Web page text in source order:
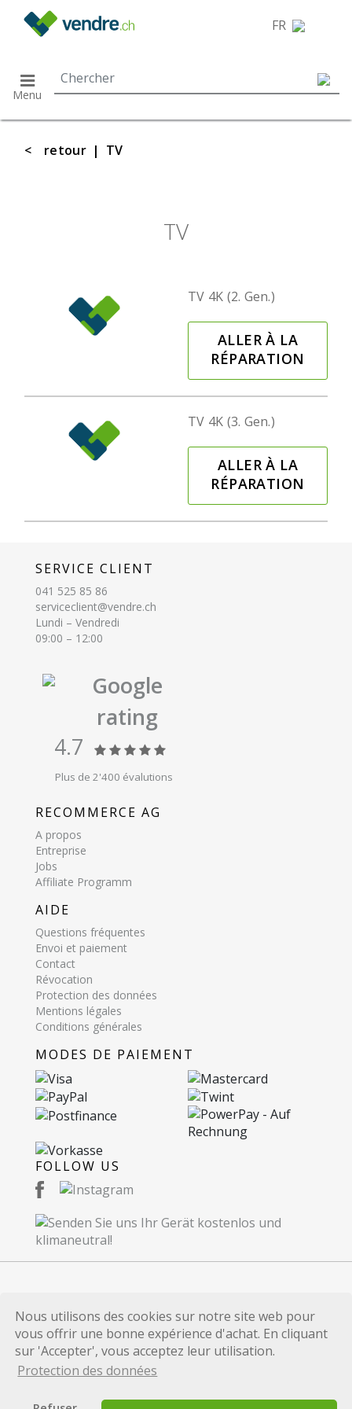
Nous utilisons des cookies sur notre site web pour
vous offrir une bonne expérience d'achat. En cliquant
sur 'Accepter', vous acceptez leur utilisation.
Protection des données
FR
Menu
< retour | TV
TV
TV 4K (2. Gen.)
ALLER À LA
RÉPARATION
TV 4K (3. Gen.)
ALLER À LA
RÉPARATION
SERVICE CLIENT
041 525 85 86
serviceclient@vendre.ch
Lundi – Vendredi
09:00 – 12:00
Google
rating
4.7
Plus de 2'400 évalutions
RECOMMERCE AG
A propos
Entreprise
Jobs
Affiliate Programm
AIDE
Questions fréquentes
Envoi et paiement
Contact
Révocation
Protection des données
Mentions légales
Conditions générales
MODES DE PAIEMENT
FOLLOW US
© 2026 Recommerce SA. Proudly Made in
Switzerland.
Toutes les marques et références de produits
publiées sur ce site internet sont uniquement
marques et/ou les marques déposées de leurs